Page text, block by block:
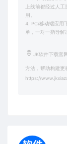
上线前都经过人
用。
4. PC/移动端应用
单，一对一指导解
JK软件下载官网
方法，帮助构建更
https://